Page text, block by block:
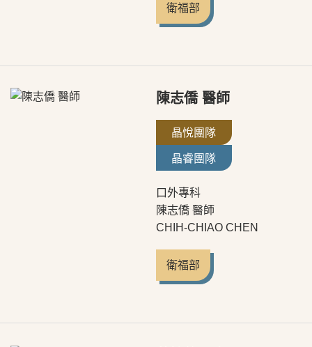
衛福部
陳志僑 醫師
晶悅團隊
晶睿團隊
口外專科
陳志僑 醫師
CHIH-CHIAO CHEN
衛福部